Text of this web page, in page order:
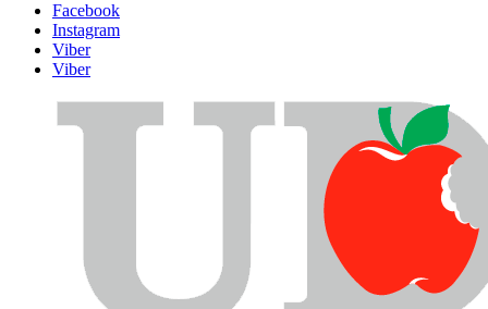
Facebook
Instagram
Viber
Viber